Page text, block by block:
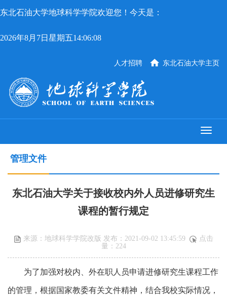
东北石油大学地球科学学院欢迎您！今天是：
2026年8月7日星期五14:06:09
东北石油大学主页
人才招聘
管理文件
东北石油大学关于接收校内外人员进修研究生
课程的暂行规定
来源：地球科学学院改版 发布：2021-09-02 13:45:59
点击
量： 224
为了加强对校内、外在职人员申请进修研究生课程工作
的管理，根据国家教委有关文件精神，结合我校实际情况，